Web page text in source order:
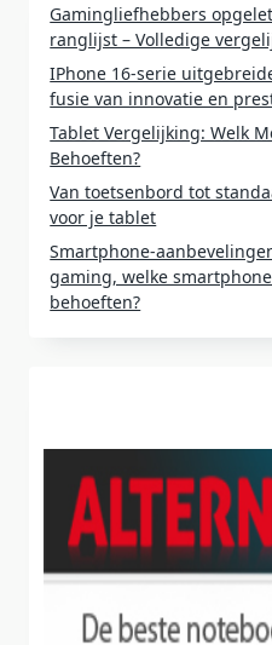
Gamingliefhebbers
ranglijst – Volledige
IPhone 16-serie
fusie van innovatie en
Tablet Vergelijking: Welk
Behoeften?
Van toetsenbord tot
voor je tablet
Smartphone-
gaming, welke
behoeften?